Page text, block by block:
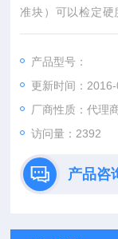
准块）可以检定硬
内。每个硬度块上
产品型号：
更新时间：
厂商性质：代理
访问量：2392
产品咨